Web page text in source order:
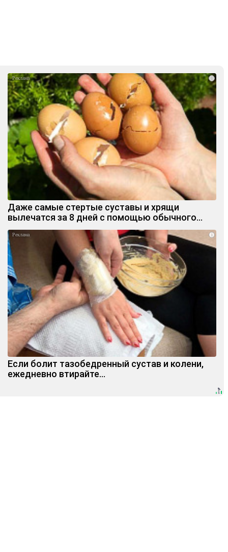
i
Даже самые стертые суставы и хрящи
вылечатся за 8 дней с помощью обычного…
i
Если болит тазобедренный сустав и колени,
ежедневно втирайте...